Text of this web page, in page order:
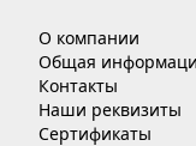
О компании
Общая
Контакты
Наши реквизиты
Сертификаты